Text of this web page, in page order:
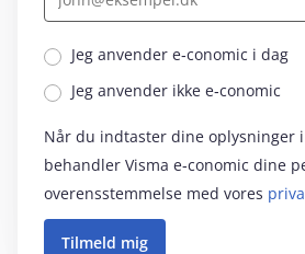
Jeg anvender e‑conomic i dag
Jeg anvender ikke e‑conomic
Når du indtaster dine oplysninger
behandler Visma e‑conomic dine
overensstemmelse med vores